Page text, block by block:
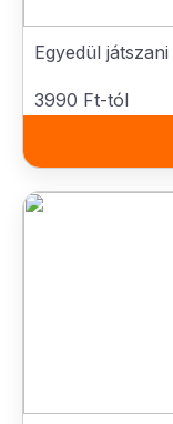
Egyedül
3990 Ft-tól